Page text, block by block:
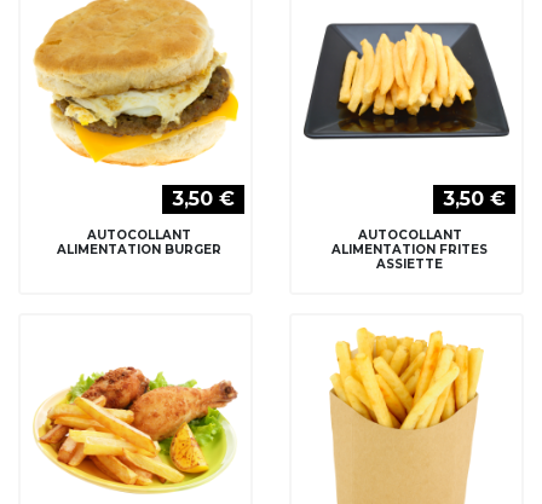
3,50 €
AUTOCOLLANT
ALIMENTATION BURGER
3,50 €
AUTOCOLLANT
ALIMENTATION FRITES
ASSIETTE